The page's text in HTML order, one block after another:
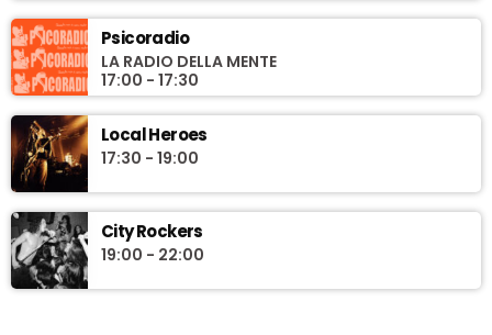
Psicoradio
LA RADIO DELLA MENTE
17:00 - 17:30
Local Heroes
17:30 - 19:00
City Rockers
19:00 - 22:00